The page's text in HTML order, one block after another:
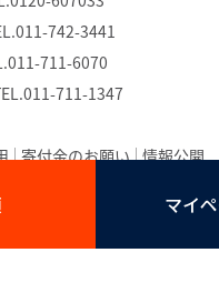
742-3441
711-6070
711-1347
寄付金のお願い 情報公開
マイ